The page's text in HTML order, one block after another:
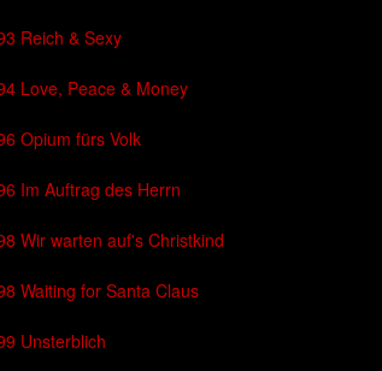
Reich & Sexy
Love, Peace & Money
Opium fürs Volk
Im Auftrag des Herrn
Wir warten auf's Christkind
Waiting for Santa Claus
Unsterblich